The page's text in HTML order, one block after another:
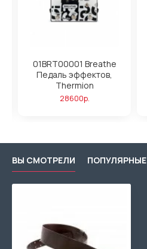
01BRT00001 Breathe
Педаль эффектов,
Thermion
28600р.
ВЫ СМОТРЕЛИ ПОПУЛЯРНЫЕ